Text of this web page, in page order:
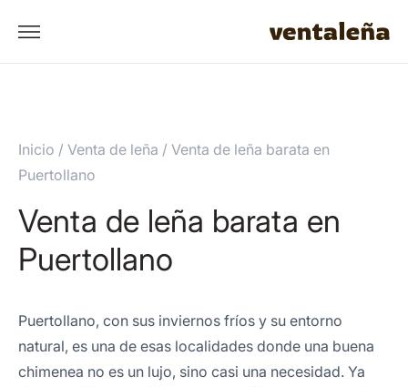
Inicio / Venta de leña / Venta de leña barata en
Puertollano
Venta de leña barata en
Puertollano
Puertollano, con sus inviernos fríos y su entorno
natural, es una de esas localidades donde una buena
chimenea no es un lujo, sino casi una necesidad. Ya